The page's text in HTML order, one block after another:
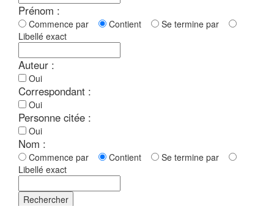
Prénom :
Commence par Contient
Se termine par
Libellé exact
Auteur :
Oui
Correspondant :
Oui
Personne citée :
Oui
Nom :
Commence par Contient
Se termine par
Libellé exact
Rechercher